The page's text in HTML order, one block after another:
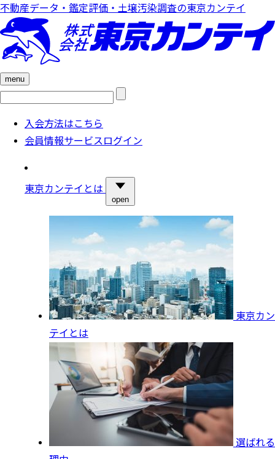
不動産データ・鑑定評価・土壌汚染調査の東京カンテイ
menu
検
入会方法はこちら
会員情報サービスログイン
東京カンテイとは
open
東京カン
テイとは
選ばれる